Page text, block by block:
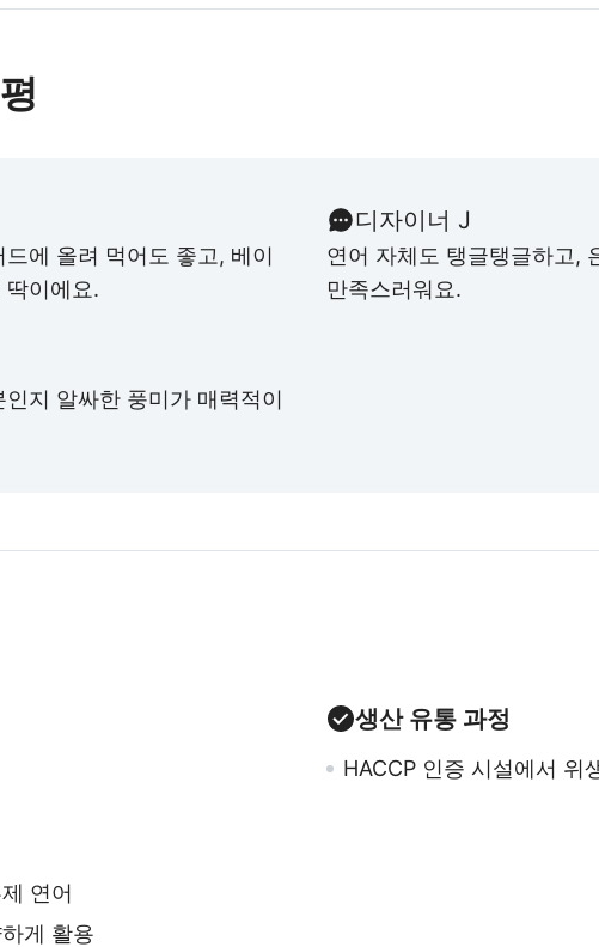
에 올려 먹어도 좋고, 베이
딱이에요.
디자이너 J
연어 자체도 탱글탱글하고,
만족스러워요.
지 알싸한 풍미가 매력적이
생산 유통 과정
HACCP 인증 시설에서 위
연어
게 활용